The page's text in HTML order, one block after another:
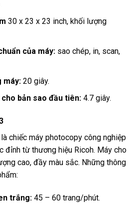
30 x 23 x 23 inch, khối lượng
của máy:sao chép, in, scan,
máy:20 giây.
bản sao đầu tiên:4.7 giây.
chiếc máy photocopy công nghiệp
đỉnh từ thương hiệu Ricoh. Máy cho
cao, đầy màu sắc. Những thông
trắng:45 – 60 trang/phút.